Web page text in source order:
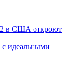
2 в США откроют
с идеальными